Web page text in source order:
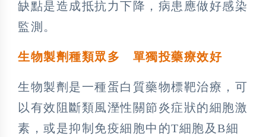
缺點是造成抵抗力下降，病患應做好感染
監測。
生物製劑種類眾多 單獨投藥療效好
生物製劑是一種蛋白質藥物標靶治療，可
以有效阻斷類風溼性關節炎症狀的細胞激
素，或是抑制免疫細胞中的T細胞及B細